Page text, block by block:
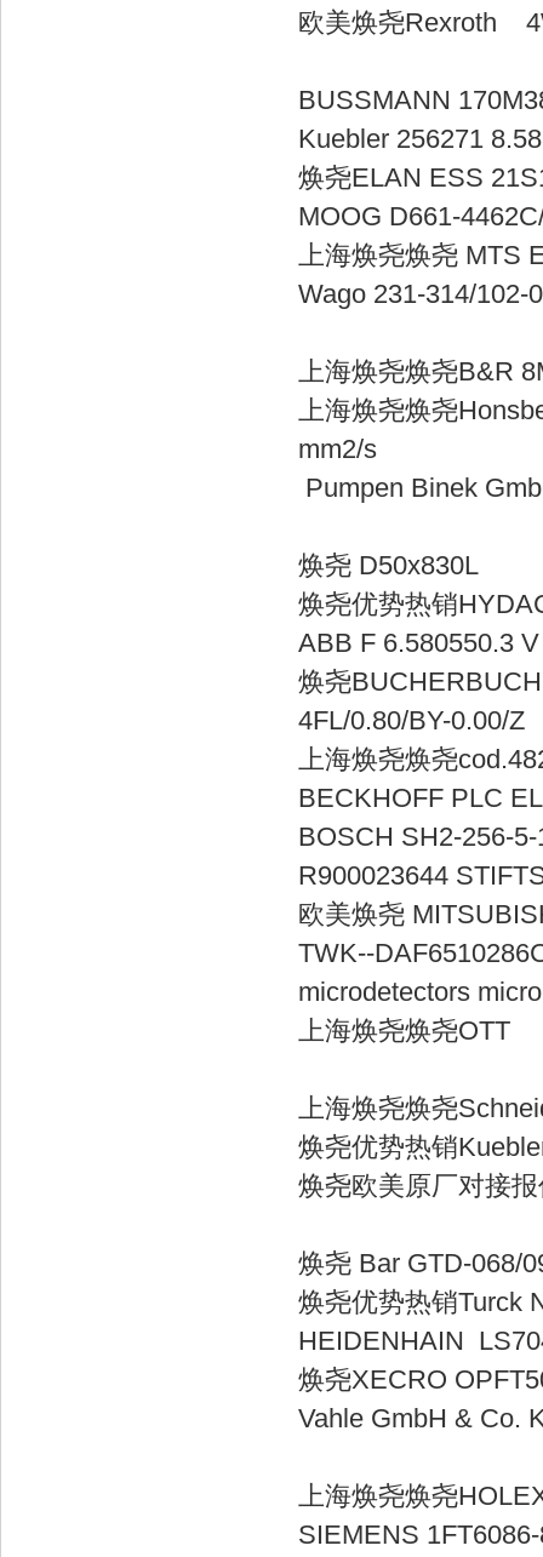
欧美焕尧
Kuebler
焕尧ELAN
MOOG D661-
上海焕尧焕尧
Wago 231-314/
上海焕尧焕
上海焕尧焕尧
Pumpen Binek
焕尧
焕尧优势热销
ABB F
焕尧
4FL/0.80/
上海焕尧焕
BOSCH
R900023644
欧美焕尧
TWK--
上海焕尧
上海焕尧焕尧
焕尧优势热销
焕尧欧美原厂对
焕尧 Bar
焕尧优势热销
HEIDENHAIN
焕尧XECRO
Vahle GmbH & Co.
上海焕尧焕
SIEMENS